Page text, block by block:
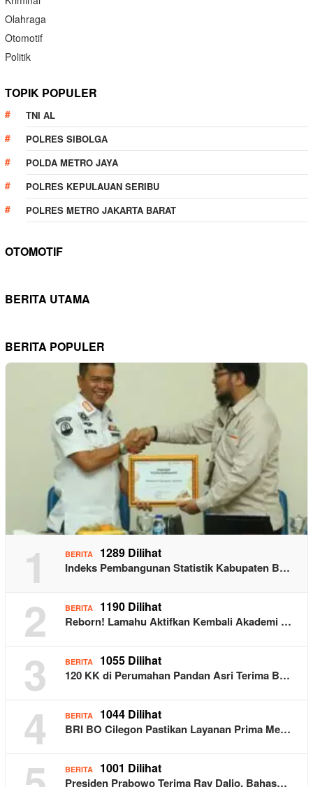
Olahraga
Otomotif
Politik
TOPIK POPULER
TNI AL
POLRES SIBOLGA
POLDA METRO JAYA
POLRES KEPULAUAN SERIBU
POLRES METRO JAKARTA BARAT
OTOMOTIF
BERITA UTAMA
BERITA POPULER
1 BERITA 1289 Dilihat
Indeks Pembangunan Statistik Kabupaten B…
2 BERITA 1190 Dilihat
Reborn! Lamahu Aktifkan Kembali Akademi …
3 BERITA 1055 Dilihat
120 KK di Perumahan Pandan Asri Terima B…
4 BERITA 1044 Dilihat
BRI BO Cilegon Pastikan Layanan Prima Me…
BERITA 1001 Dilihat
Presiden Prabowo Terima Ray Dalio, Bahas…